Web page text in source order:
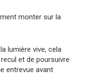
monter sur la
lumière vive, cela
et de poursuivre
entrevue avant